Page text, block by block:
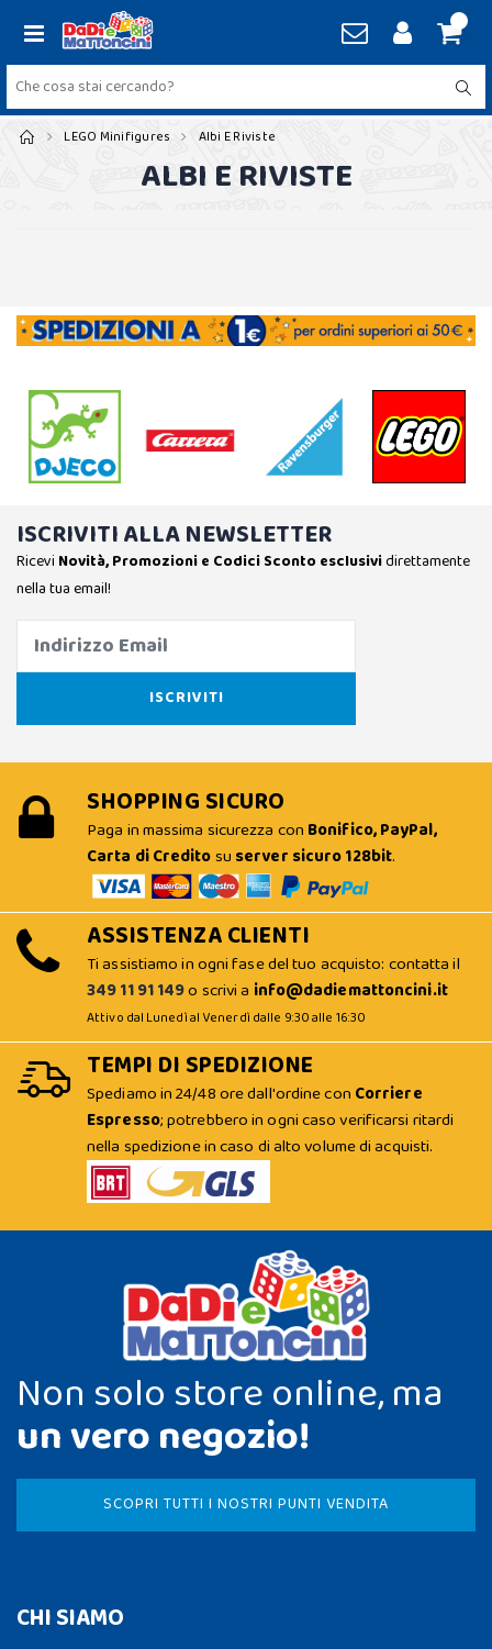
LEGO Minifigures Albi E Riviste
ALBI E RIVISTE
ISCRIVITI ALLA NEWSLETTER
Ricevi Novità, Promozioni e Codici Sconto esclusividirettamente
nella tua email!
SHOPPING SICURO
Paga in massima sicurezza con Bonifico, PayPal,
Carta di Creditosu server sicuro 128bit.
ASSISTENZA CLIENTI
Ti assistiamo in ogni fase del tuo acquisto: contatta il
349 11 91 149o scrivi a info@dadiemattoncini.it
Attivo dal Lunedì al Venerdì dalle 9:30 alle 16:30
TEMPI DI SPEDIZIONE
Spediamo in 24/48 ore dall'ordine con Corriere
Espresso; potrebbero in ogni caso verificarsi ritardi
nella spedizione in caso di alto volume di acquisti.
Non solo store online, ma
un vero negozio!
SCOPRI TUTTI I NOSTRI PUNTI VENDITA
CHI SIAMO